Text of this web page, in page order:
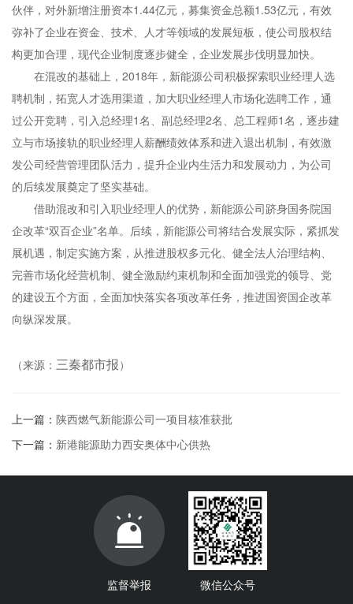
伙伴，对外新增注册资本1.44亿元，募集资金总额1.53亿元，有效
弥补了企业在资金、技术、人才等领域的发展短板，使公司股权结
构更加合理，现代企业制度逐步健全，企业发展步伐明显加快。
在混改的基础上，2018年，新能源公司积极探索职业经理人选
聘机制，拓宽人才选用渠道，加大职业经理人市场化选聘工作，通
过公开竞聘，引入总经理1名、副总经理2名、总工程师1名，逐步建
立与市场接轨的职业经理人薪酬绩效体系和进入退出机制，有效激
发公司经营管理团队活力，提升企业内生活力和发展动力，为公司
的后续发展奠定了坚实基础。
借助混改和引入职业经理人的优势，新能源公司跻身国务院国
企改革“双百企业”名单。后续，新能源公司将结合发展实际，紧抓发
展机遇，制定实施方案，从推进股权多元化、健全法人治理结构、
完善市场化经营机制、健全激励约束机制和全面加强党的领导、党
的建设五个方面，全面加快落实各项改革任务，推进国资国企改革
向纵深发展。
（来源： 三秦都市报）
上一篇： 陕西燃气新能源公司一项目核准获批
下一篇： 新港能源助力西安奥体中心供热
微信公众号
监督举报